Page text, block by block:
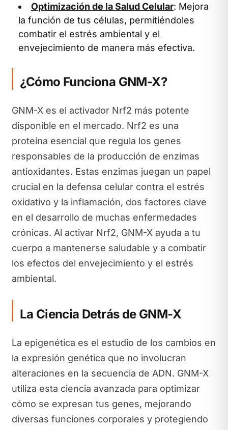
Optimización de la Salud Celular: Mejora
la función de tus células, permitiéndoles
combatir el estrés ambiental y el
envejecimiento de manera más efectiva.
¿Cómo Funciona GNM-X?
GNM-X es el activador Nrf2 más potente
disponible en el mercado. Nrf2 es una
proteína esencial que regula los genes
responsables de la producción de enzimas
antioxidantes. Estas enzimas juegan un papel
crucial en la defensa celular contra el estrés
oxidativo y la inflamación, dos factores clave
en el desarrollo de muchas enfermedades
crónicas. Al activar Nrf2, GNM-X ayuda a tu
cuerpo a mantenerse saludable y a combatir
los efectos del envejecimiento y el estrés
ambiental.
La Ciencia Detrás de GNM-X
La epigenética es el estudio de los cambios en
la expresión genética que no involucran
alteraciones en la secuencia de ADN. GNM-X
utiliza esta ciencia avanzada para optimizar
cómo se expresan tus genes, mejorando
diversas funciones corporales y protegiendo